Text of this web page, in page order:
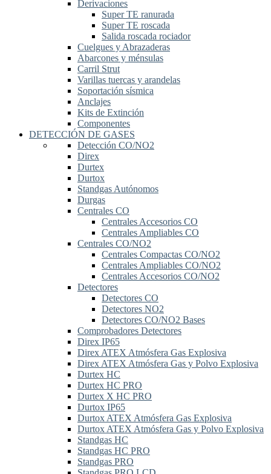
Derivaciones
Super TE ranurada
Super TE roscada
Salida roscada rociador
Cuelgues y Abrazaderas
Abarcones y ménsulas
Carril Strut
Varillas tuercas y arandelas
Soportación sísmica
Anclajes
Kits de Extinción
Componentes
DETECCIÓN DE GASES
Detección CO/NO2
Direx
Durtex
Durtox
Standgas Autónomos
Durgas
Centrales CO
Centrales Accesorios CO
Centrales Ampliables CO
Centrales CO/NO2
Centrales Compactas CO/NO2
Centrales Ampliables CO/NO2
Centrales Accesorios CO/NO2
Detectores
Detectores CO
Detectores NO2
Detectores CO/NO2 Bases
Comprobadores Detectores
Direx IP65
Direx ATEX Atmósfera Gas Explosiva
Direx ATEX Atmósfera Gas y Polvo Explosiva
Durtex HC
Durtex HC PRO
Durtex X HC PRO
Durtox IP65
Durtox ATEX Atmósfera Gas Explosiva
Durtox ATEX Atmósfera Gas y Polvo Explosiva
Standgas HC
Standgas HC PRO
Standgas PRO